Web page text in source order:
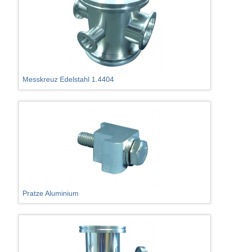
Messkreuz Edelstahl 1.4404
Pratze Aluminium